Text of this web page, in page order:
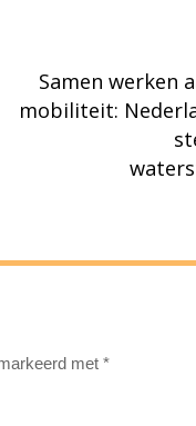
Samen werken
mobiliteit:
met*